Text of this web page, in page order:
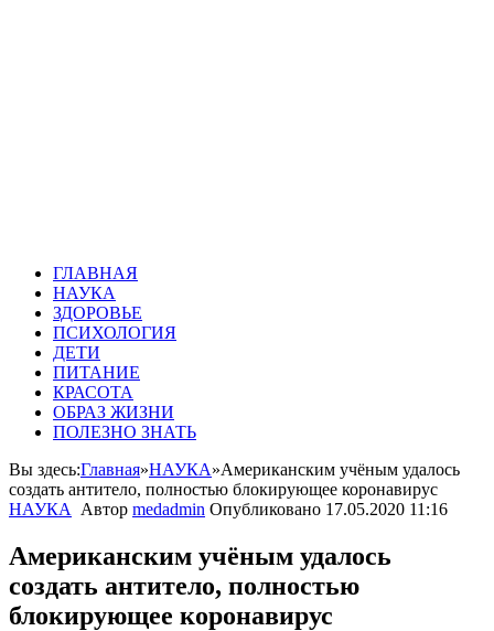
ГЛАВНАЯ
НАУКА
ЗДОРОВЬЕ
ПСИХОЛОГИЯ
ДЕТИ
ПИТАНИЕ
КРАСОТА
ОБРАЗ ЖИЗНИ
ПОЛЕЗНО ЗНАТЬ
Вы здесь:Главная»НАУКА»Американским учёным удалось
создать антитело, полностью блокирующее коронавирус
НАУКА
Автор medadmin Опубликовано 17.05.2020 11:16
Американским учёным удалось
создать антитело, полностью
блокирующее коронавирус